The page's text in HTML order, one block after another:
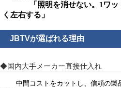
「照明を消せない。1ワ
く左右する」
JBTVが選ばれる理由
◆国内大手メーカー直接仕入れ
中間コストをカットし、信頼の製